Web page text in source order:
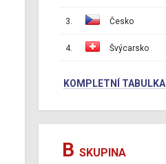
3. Česko
4. Švýcarsko
KOMPLETNÍ TABULKA
BSKUPINA